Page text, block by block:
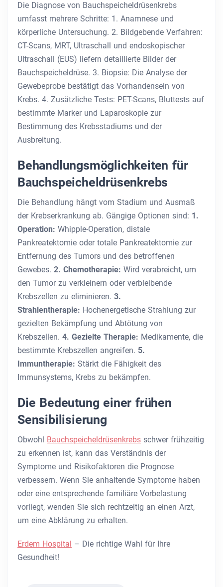
Die Diagnose von Bauchspeicheldrüsenkrebs
umfasst mehrere Schritte: 1. Anamnese und
körperliche Untersuchung. 2. Bildgebende Verfahren:
CT-Scans, MRT, Ultraschall und endoskopischer
Ultraschall (EUS) liefern detaillierte Bilder der
Bauchspeicheldrüse. 3. Biopsie: Die Analyse der
Gewebeprobe bestätigt das Vorhandensein von
Krebs. 4. Zusätzliche Tests: PET-Scans, Bluttests auf
bestimmte Marker und Laparoskopie zur
Bestimmung des Krebsstadiums und der
Ausbreitung.
Behandlungsmöglichkeiten für
Bauchspeicheldrüsenkrebs
Die Behandlung hängt vom Stadium und Ausmaß
der Krebserkrankung ab. Gängige Optionen sind: 1.
Operation: Whipple-Operation, distale
Pankreatektomie oder totale Pankreatektomie zur
Entfernung des Tumors und des betroffenen
Gewebes. 2. Chemotherapie: Wird verabreicht, um
den Tumor zu verkleinern oder verbleibende
Krebszellen zu eliminieren. 3.
Strahlentherapie: Hochenergetische Strahlung zur
gezielten Bekämpfung und Abtötung von
Krebszellen. 4. Gezielte Therapie: Medikamente, die
bestimmte Krebszellen angreifen. 5.
Immuntherapie: Stärkt die Fähigkeit des
Immunsystems, Krebs zu bekämpfen.
Die Bedeutung einer frühen
Sensibilisierung
Obwohl Bauchspeicheldrüsenkrebs schwer frühzeitig
zu erkennen ist, kann das Verständnis der
Symptome und Risikofaktoren die Prognose
verbessern. Wenn Sie anhaltende Symptome haben
oder eine entsprechende familiäre Vorbelastung
vorliegt, wenden Sie sich rechtzeitig an einen Arzt,
um eine Abklärung zu erhalten.
Erdem Hospital – Die richtige Wahl für Ihre
Gesundheit!